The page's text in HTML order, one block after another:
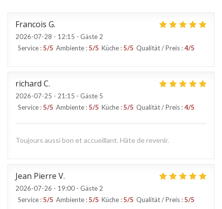
Francois G
2026-07-28 - 12:15 - Gäste 2
Service :5/5 Ambiente :5/5 Küche :5/5 Qualität / Preis :4/5
richard C
2026-07-25 - 21:15 - Gäste 5
Service :5/5 Ambiente :5/5 Küche :5/5 Qualität / Preis :4/5
Toujours aussi bon et accueillant. Hâte de revenir.
Jean Pierre V
2026-07-26 - 19:00 - Gäste 2
Service :5/5 Ambiente :5/5 Küche :5/5 Qualität / Preis :5/5